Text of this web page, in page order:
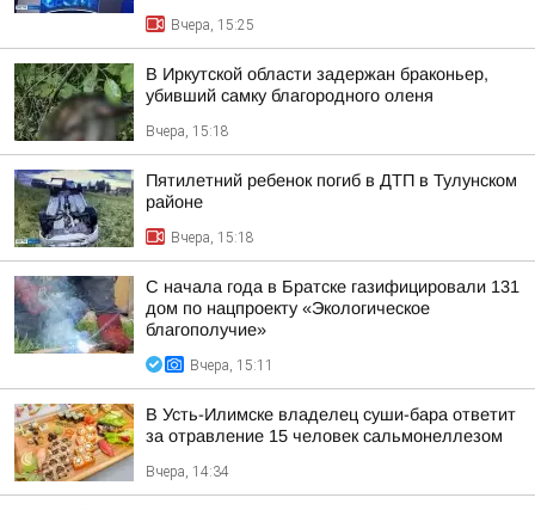
Вчера, 15:25
В Иркутской области задержан браконьер,
убивший самку благородного оленя
Вчера, 15:18
Пятилетний ребенок погиб в ДТП в Тулунском
районе
Вчера, 15:18
С начала года в Братске газифицировали 131
дом по нацпроекту «Экологическое
благополучие»
Вчера, 15:11
В Усть-Илимске владелец суши-бара ответит
за отравление 15 человек сальмонеллезом
Вчера, 14:34